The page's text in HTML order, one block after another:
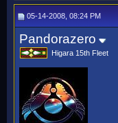
05-14-2008, 08:24 PM
Pandorazero
Higara 15th Fleet